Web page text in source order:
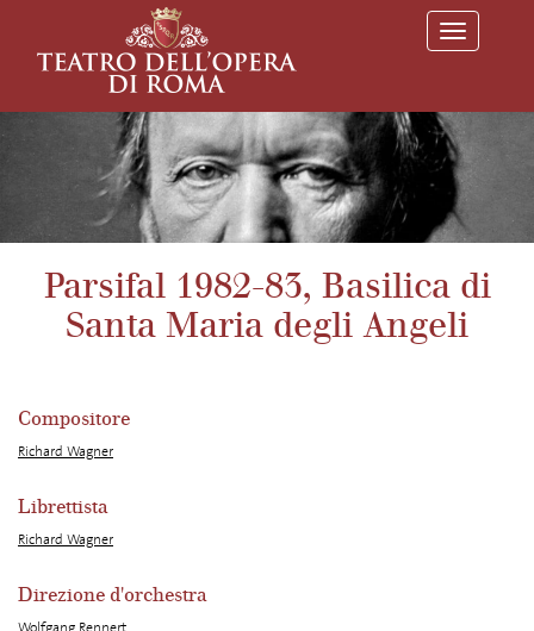
T
o
l
e
n
a
i
o
n
Parsifal 1982-83, Basilica di
Santa Maria degli Angeli
Compositore
Richard Wagner
Librettista
Richard Wagner
Direzione d'orchestra